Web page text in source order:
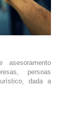
persoas
dada a